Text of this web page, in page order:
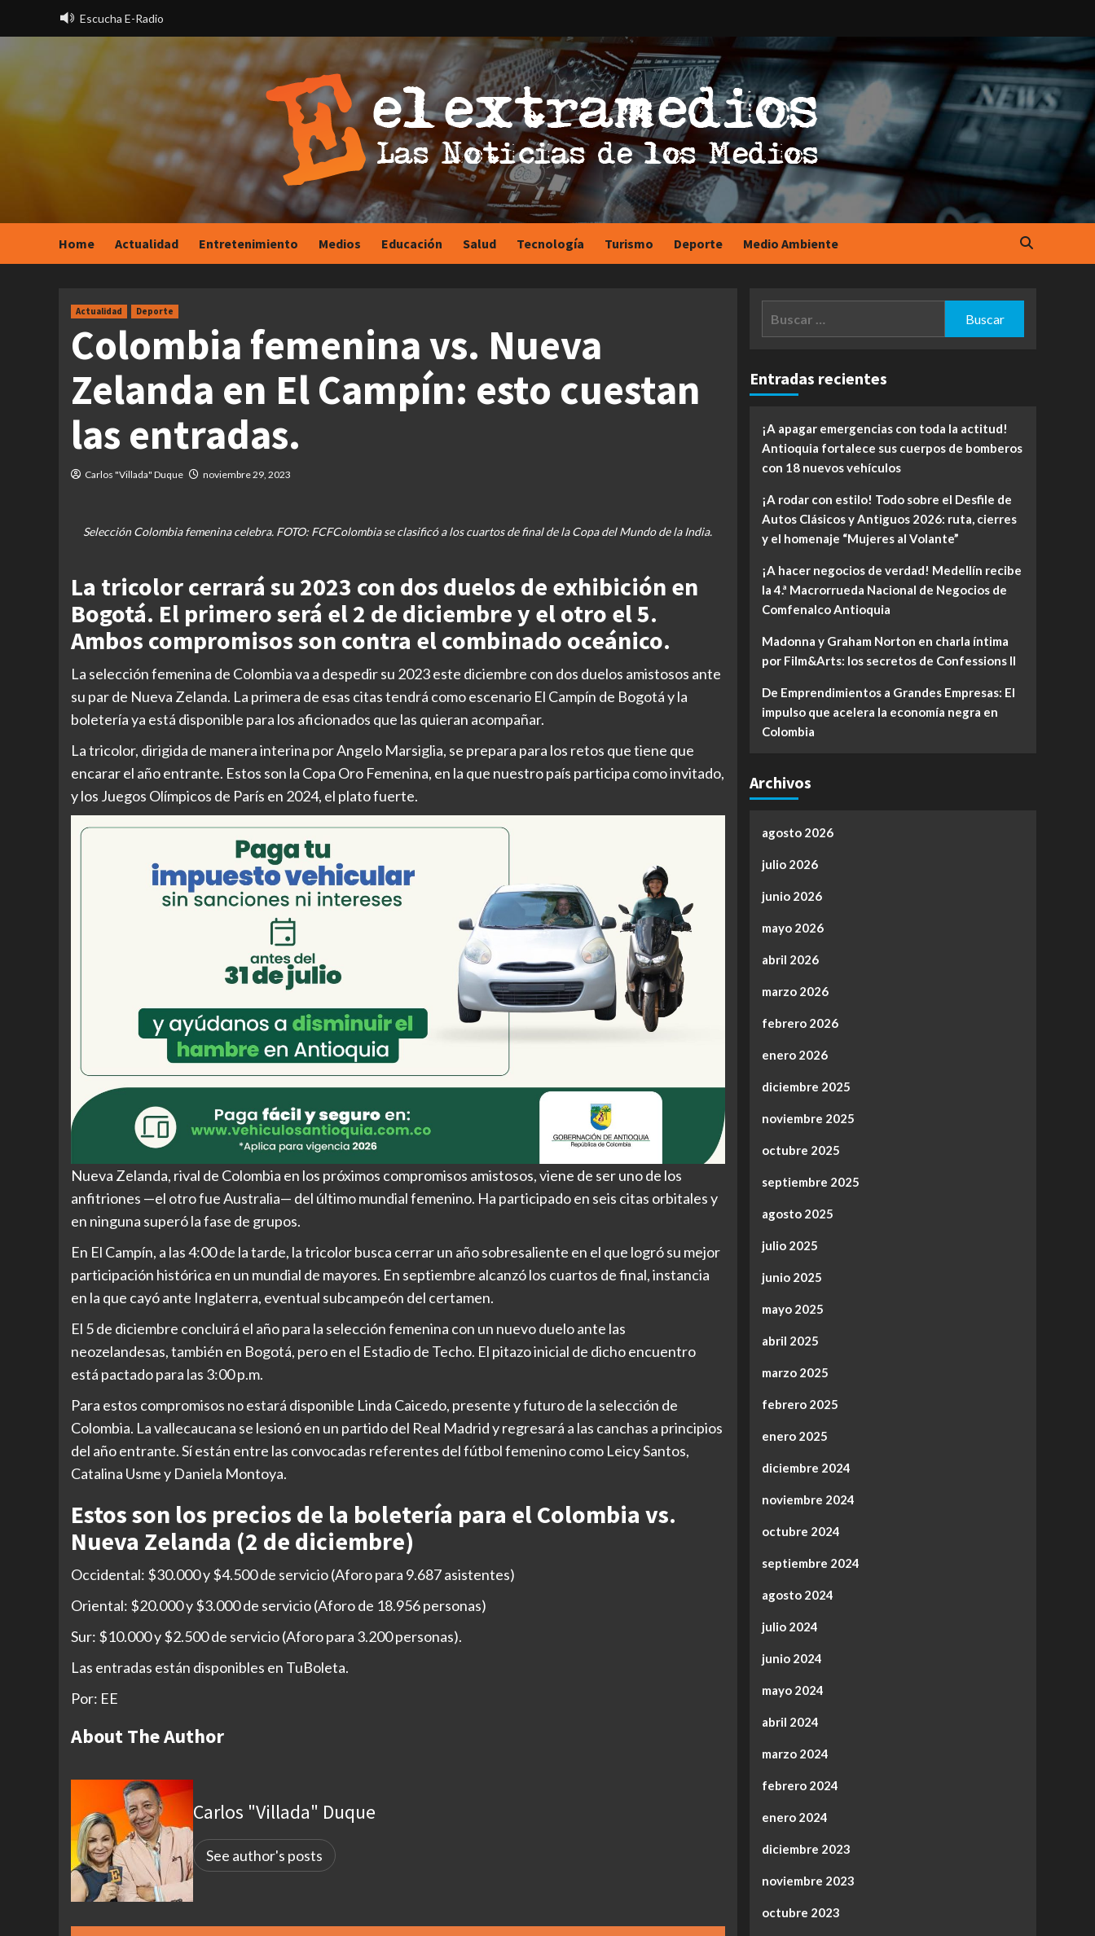
Escucha E-Radio
Home Actualidad Entretenimiento Medios Educación Salud Tecnología Turismo Deporte Medio Ambiente
Actualidad Deporte
Colombia femenina vs. Nueva
Zelanda en El Campín: esto cuestan
las entradas.
Carlos "Villada" Duque noviembre 29, 2023
Selección Colombia femenina celebra. FOTO: FCFColombia se clasificó a los cuartos de final de la Copa del Mundo de la India.
La tricolor cerrará su 2023 con dos duelos de exhibición en
Bogotá. El primero será el 2 de diciembre y el otro el 5.
Ambos compromisos son contra el combinado oceánico.
La selección femenina de Colombia va a despedir su 2023 este diciembre con dos duelos amistosos ante
su par de Nueva Zelanda. La primera de esas citas tendrá como escenario El Campín de Bogotá y la
boletería ya está disponible para los aficionados que las quieran acompañar.
La tricolor, dirigida de manera interina por Angelo Marsiglia, se prepara para los retos que tiene que
encarar el año entrante. Estos son la Copa Oro Femenina, en la que nuestro país participa como invitado,
y los Juegos Olímpicos de París en 2024, el plato fuerte.
Nueva Zelanda, rival de Colombia en los próximos compromisos amistosos, viene de ser uno de los
anfitriones —el otro fue Australia— del último mundial femenino. Ha participado en seis citas orbitales y
en ninguna superó la fase de grupos.
En El Campín, a las 4:00 de la tarde, la tricolor busca cerrar un año sobresaliente en el que logró su mejor
participación histórica en un mundial de mayores. En septiembre alcanzó los cuartos de final, instancia
en la que cayó ante Inglaterra, eventual subcampeón del certamen.
El 5 de diciembre concluirá el año para la selección femenina con un nuevo duelo ante las
neozelandesas, también en Bogotá, pero en el Estadio de Techo. El pitazo inicial de dicho encuentro
está pactado para las 3:00 p.m.
Para estos compromisos no estará disponible Linda Caicedo, presente y futuro de la selección de
Colombia. La vallecaucana se lesionó en un partido del Real Madrid y regresará a las canchas a principios
del año entrante. Sí están entre las convocadas referentes del fútbol femenino como Leicy Santos,
Catalina Usme y Daniela Montoya.
Estos son los precios de la boletería para el Colombia vs.
Nueva Zelanda (2 de diciembre)
Occidental: $30.000 y $4.500 de servicio (Aforo para 9.687 asistentes)
Oriental: $20.000 y $3.000 de servicio (Aforo de 18.956 personas)
Sur: $10.000 y $2.500 de servicio (Aforo para 3.200 personas).
Las entradas están disponibles en TuBoleta.
Por: EE
About The Author
Carlos "Villada" Duque
See author's posts
Entradas recientes
¡A apagar emergencias con toda la actitud!
Antioquia fortalece sus cuerpos de bomberos
con 18 nuevos vehículos
¡A rodar con estilo! Todo sobre el Desfile de
Autos Clásicos y Antiguos 2026: ruta, cierres
y el homenaje “Mujeres al Volante”
¡A hacer negocios de verdad! Medellín recibe
la 4.ª Macrorrueda Nacional de Negocios de
Comfenalco Antioquia
Madonna y Graham Norton en charla íntima
por Film&Arts: los secretos de Confessions II
De Emprendimientos a Grandes Empresas: El
impulso que acelera la economía negra en
Colombia
Archivos
agosto 2026
julio 2026
junio 2026
mayo 2026
abril 2026
marzo 2026
febrero 2026
enero 2026
diciembre 2025
noviembre 2025
octubre 2025
septiembre 2025
agosto 2025
julio 2025
junio 2025
mayo 2025
abril 2025
marzo 2025
febrero 2025
enero 2025
diciembre 2024
noviembre 2024
octubre 2024
septiembre 2024
agosto 2024
julio 2024
junio 2024
mayo 2024
abril 2024
marzo 2024
febrero 2024
enero 2024
diciembre 2023
noviembre 2023
octubre 2023